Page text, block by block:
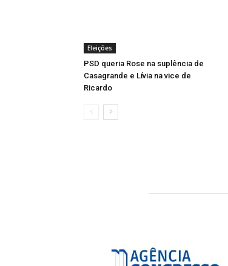
Eleições
PSD queria Rose na suplência de
Casagrande e Lívia na vice de
Ricardo